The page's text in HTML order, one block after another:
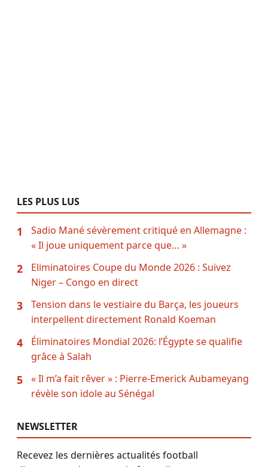
LES PLUS LUS
1
Sadio Mané sévèrement critiqué en Allemagne :
« Il joue uniquement parce que… »
2
Eliminatoires Coupe du Monde 2026 : Suivez
Niger – Congo en direct
3
Tension dans le vestiaire du Barça, les joueurs
interpellent directement Ronald Koeman
4
Éliminatoires Mondial 2026: l’Égypte se qualifie
grâce à Salah
5
« Il m’a fait rêver » : Pierre-Emerick Aubameyang
révèle son idole au Sénégal
NEWSLETTER
Recevez les dernières actualités football